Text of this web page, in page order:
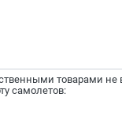
товарами не
самолетов: